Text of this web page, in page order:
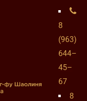
8
(963)
644–
45–
67
8